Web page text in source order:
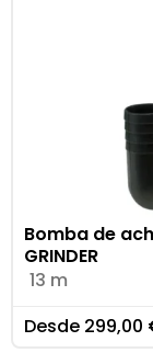
Bomba de
GRINDER
13 m
Desde 299,00